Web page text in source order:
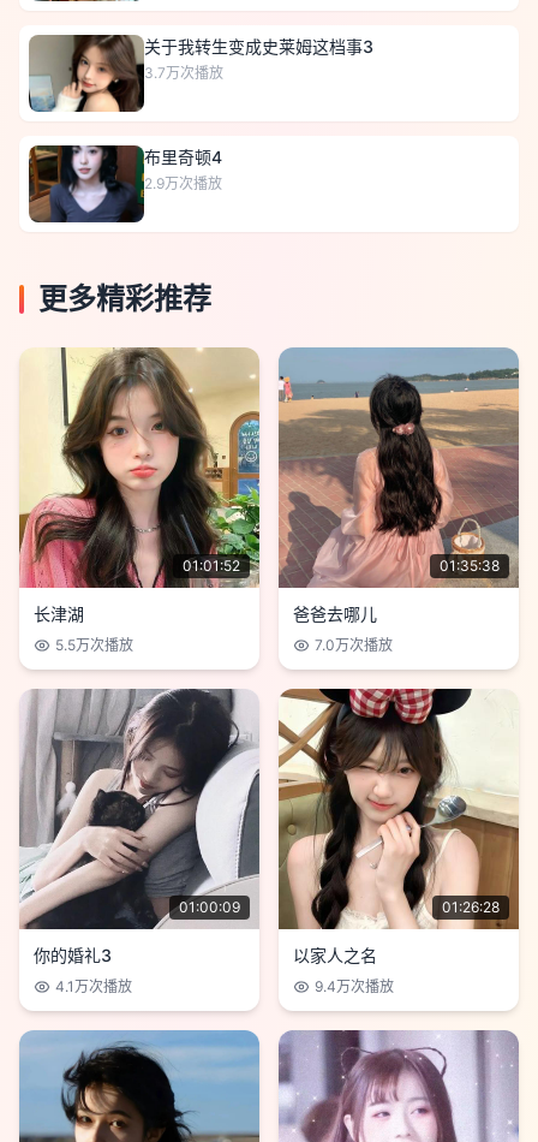
关于我转生变成史莱姆这档事3
3.7万次播放
布里奇顿4
2.9万次播放
更多精彩推荐
01:01:52
长津湖
5.5万次播放
01:35:38
爸爸去哪儿
7.0万次播放
01:00:09
你的婚礼3
4.1万次播放
01:26:28
以家人之名
9.4万次播放